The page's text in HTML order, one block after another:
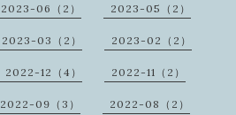
2023-06（2） 2023-05（2）
2023-03（2） 2023-02（2）
2022-12（4） 2022-11（2）
2022-09（3） 2022-08（2）